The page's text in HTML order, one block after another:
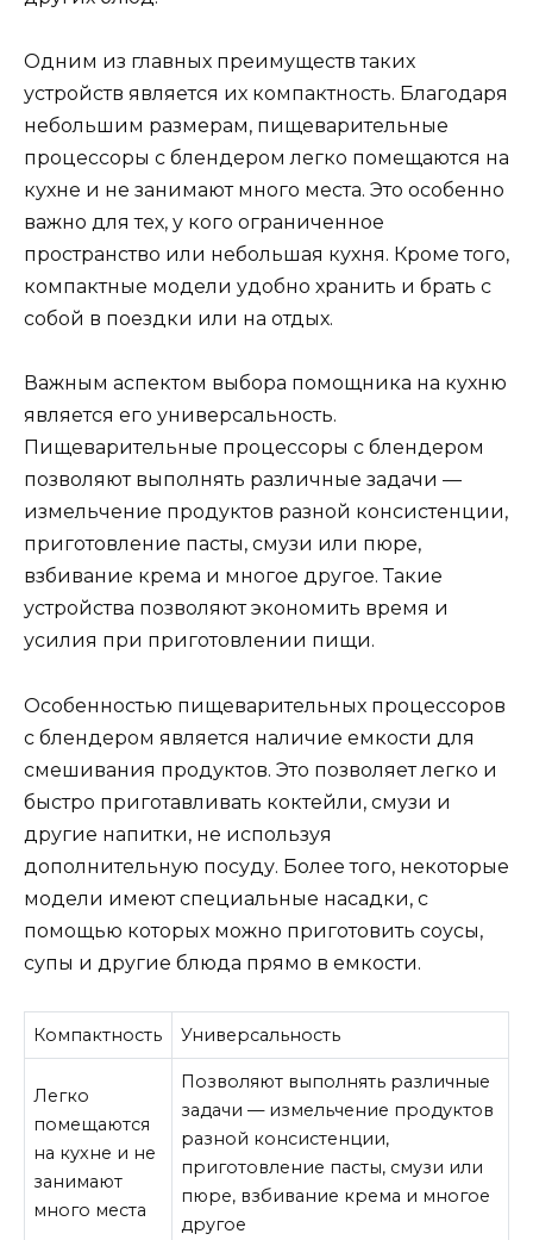
Одним из главных преимуществ таких
устройств является их компактность. Благодаря
небольшим размерам, пищеварительные
процессоры с блендером легко помещаются на
кухне и не занимают много места. Это особенно
важно для тех, у кого ограниченное
пространство или небольшая кухня. Кроме того,
компактные модели удобно хранить и брать с
собой в поездки или на отдых.
Важным аспектом выбора помощника на кухню
является его универсальность.
Пищеварительные процессоры с блендером
позволяют выполнять различные задачи —
измельчение продуктов разной консистенции,
приготовление пасты, смузи или пюре,
взбивание крема и многое другое. Такие
устройства позволяют экономить время и
усилия при приготовлении пищи.
Особенностью пищеварительных процессоров
с блендером является наличие емкости для
смешивания продуктов. Это позволяет легко и
быстро приготавливать коктейли, смузи и
другие напитки, не используя
дополнительную посуду. Более того, некоторые
модели имеют специальные насадки, с
помощью которых можно приготовить соусы,
супы и другие блюда прямо в емкости.
Компактность Универсальность
Легко
помещаются
на кухне и не
занимают
много места
Позволяют выполнять различные
задачи — измельчение продуктов
разной консистенции,
приготовление пасты, смузи или
пюре, взбивание крема и многое
другое